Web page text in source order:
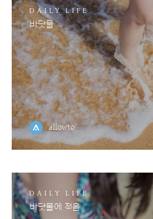
DAILY LIFE
바닷물
allowto
DAILY LIFE
바닷물에 젖음